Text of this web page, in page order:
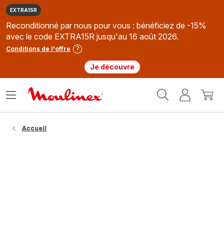
EXTRA15R
Reconditionné par nous pour vous : bénéficiez de -15%
avec le code EXTRA15R jusqu'au 16 août 2026.
Conditions de l'offre
Je découvre
MonMon
Ouvrir
Accueil